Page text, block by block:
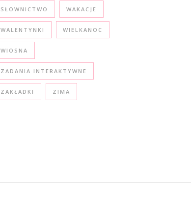
SŁOWNICTWO WAKACJE
WALENTYNKI WIELKANOC
WIOSNA
ZADANIA INTERAKTYWNE
ZAKŁADKI ZIMA